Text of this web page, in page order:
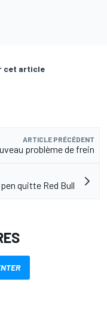
cet article
ARTICLE PRÉCÉDENT
problème de frein
quitte Red Bull